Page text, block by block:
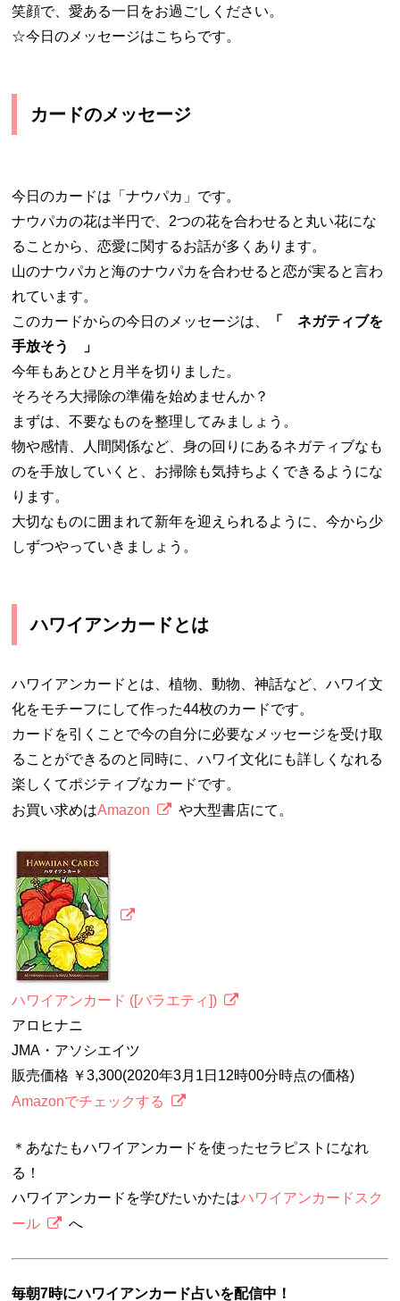
笑顔で、愛ある一日をお過ごしください。
☆今日のメッセージはこちらです。
カードのメッセージ
今日のカードは「ナウパカ」です。
ナウパカの花は半円で、2つの花を合わせると丸い花にな
ることから、恋愛に関するお話が多くあります。
山のナウパカと海のナウパカを合わせると恋が実ると言わ
れています。
このカードからの今日のメッセージは、
「 ネガティブを
手放そう 」
今年もあとひと月半を切りました。
そろそろ大掃除の準備を始めませんか？
まずは、不要なものを整理してみましょう。
物や感情、人間関係など、身の回りにあるネガティブなも
のを手放していくと、お掃除も気持ちよくできるようにな
ります。
大切なものに囲まれて新年を迎えられるように、今から少
しずつやっていきましょう。
ハワイアンカードとは
ハワイアンカードとは、植物、動物、神話など、ハワイ文
化をモチーフにして作った44枚のカードです。
カードを引くことで今の自分に必要なメッセージを受け取
ることができるのと同時に、ハワイ文化にも詳しくなれる
楽しくてポジティブなカードです。
お買い求めはAmazon や大型書店にて。
ハワイアンカード ([バラエティ])
アロヒナニ
JMA・アソシエイツ
販売価格 ￥3,300(2020年3月1日12時00分時点の価格)
Amazonでチェックする
＊あなたもハワイアンカードを使ったセラピストになれ
る！
ハワイアンカードを学びたいかたはハワイアンカードスク
ール
へ
毎朝7時にハワイアンカード占いを配信中！